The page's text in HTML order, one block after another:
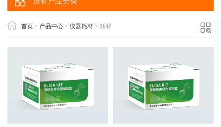
首页 > 产品中心 > 仪器耗材 > 耗材